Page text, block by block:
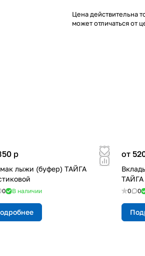
Цена действительна
может отличаться от
p
лыжи (буфер) ТАЙГА
0 В наличии
от
ТАЙГА
0 0